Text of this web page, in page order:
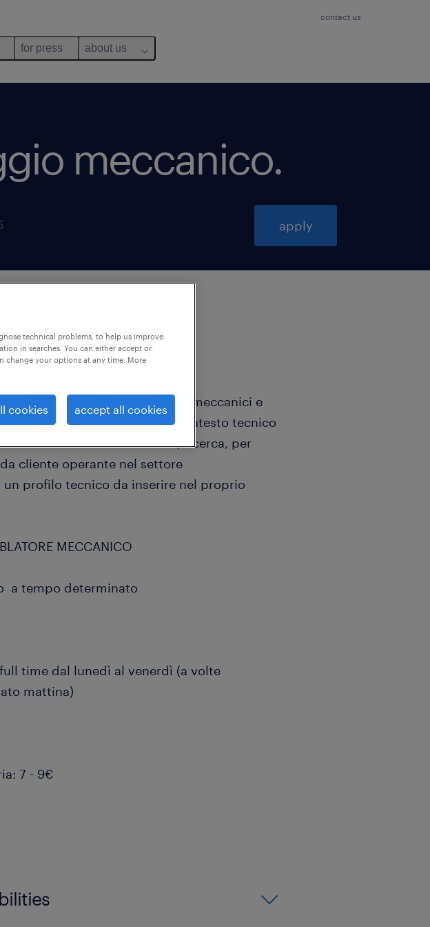
contact us
for press about us
meccanico.
apply
di componenti meccanici e
una sfida professionale in un contesto tecnico
Italia filiale di Mantova, ricerca, per
cliente operante nel settore
un profilo tecnico da inserire nel proprio
MECCANICO
a tempo determinato
time dal lunedì al venerdì (a volte
mattina)
7 - 9€
technical problems, to help us improve
in searches. You can either accept or
change your options at any time. More
cookies accept all cookies